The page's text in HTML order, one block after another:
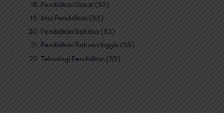
Pendidikan Dasar (S3)
Ilmu Pendidikan (S3)
Pendidikan Bahasa (S3)
Pendidikan Bahasa Inggis (S3)
Teknologi Pendidikan (S3)